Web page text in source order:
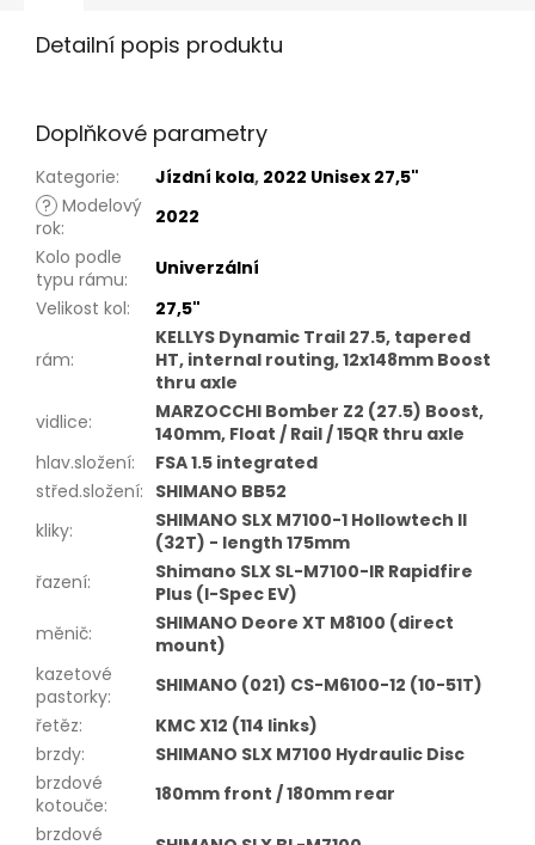
Detailní popis produktu
Doplňkové parametry
Kategorie: Jízdní kola, 2022 Unisex 27,5"
? Modelový
rok:
2022
Kolo podle
typu rámu:
Univerzální
Velikost kol: 27,5"
rám:
KELLYS Dynamic Trail 27.5, tapered
HT, internal routing, 12x148mm Boost
thru axle
vidlice:
MARZOCCHI Bomber Z2 (27.5) Boost,
140mm, Float / Rail / 15QR thru axle
hlav.složení:
FSA 1.5 integrated
střed.složení: SHIMANO BB52
kliky:
SHIMANO SLX M7100-1 Hollowtech II
(32T) - length 175mm
řazení:
Shimano SLX SL-M7100-IR Rapidfire
Plus (I-Spec EV)
měnič:
SHIMANO Deore XT M8100 (direct
mount)
kazetové
pastorky:
SHIMANO (021) CS-M6100-12 (10-51T)
řetěz:
KMC X12 (114 links)
brzdy:
SHIMANO SLX M7100 Hydraulic Disc
brzdové
kotouče:
180mm front / 180mm rear
brzdové